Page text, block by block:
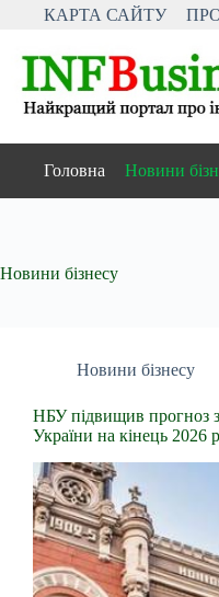
ПерейтиКАРТА САЙТУ
Головна Новини
Новини бізнесу
Новини бізнесу
НБУ підвищив прогноз
України на кінець 2026